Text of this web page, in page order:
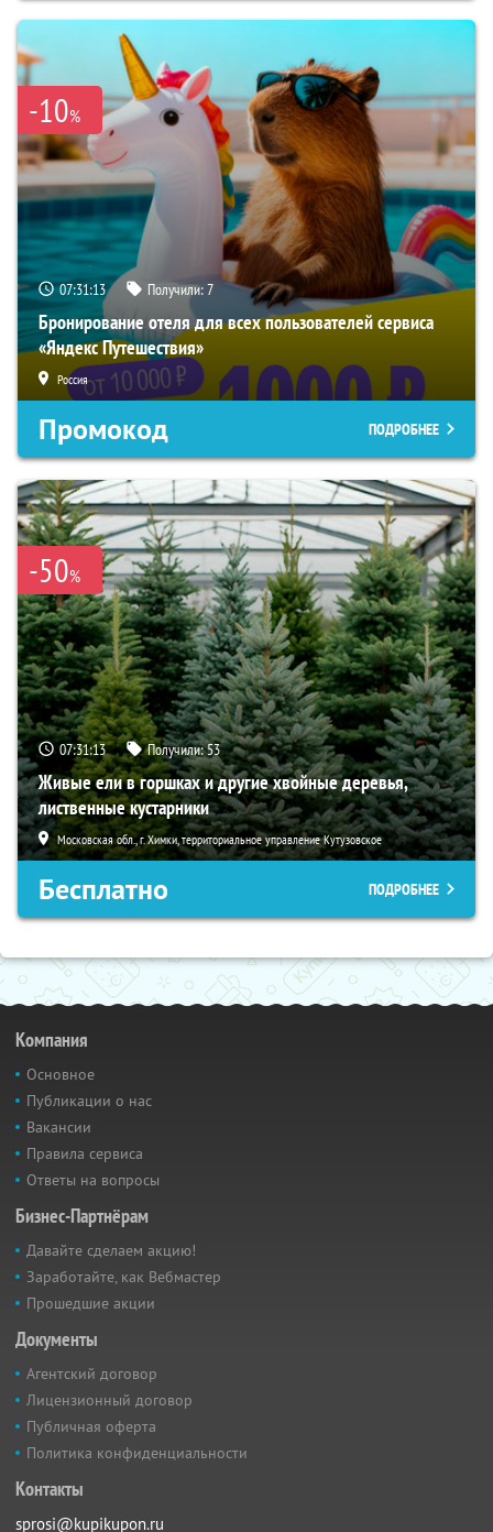
-10%
07:31:12 Получили:7
Бронирование отеля для всех пользователей сервиса
«Яндекс Путешествия»
Россия
Промокод ПОДРОБНЕЕ
-50%
07:31:12 Получили:53
Живые ели в горшках и другие хвойные деревья,
лиственные кустарники
Московская обл., г. Химки, территориальное управление Кутузовское
Бесплатно ПОДРОБНЕЕ
Компания
Основное
Публикации о нас
Вакансии
Правила сервиса
Ответы на вопросы
Бизнес-Партнёрам
Давайте сделаем акцию!
Заработайте, как Вебмастер
Прошедшие акции
Документы
Агентский договор
Лицензионный договор
Публичная оферта
Политика конфиденциальности
Контакты
sprosi@kupikupon.ru